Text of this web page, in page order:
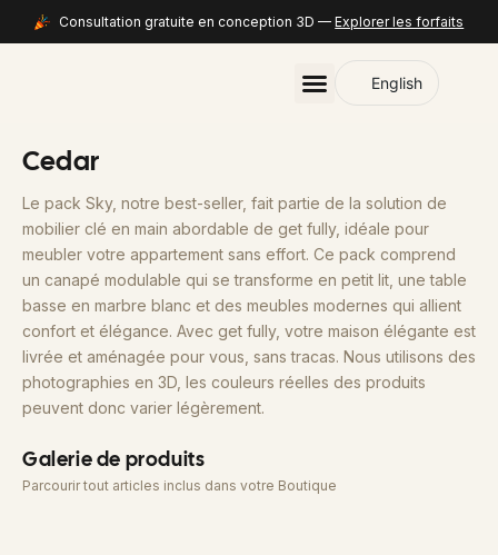
Consultation gratuite en conception 3D —Explorer les forfaits
English
Cedar
Le pack Sky, notre best-seller, fait partie de la solution de
mobilier clé en main abordable de get fully, idéale pour
meubler votre appartement sans effort. Ce pack comprend
un canapé modulable qui se transforme en petit lit, une table
basse en marbre blanc et des meubles modernes qui allient
confort et élégance. Avec get fully, votre maison élégante est
livrée et aménagée pour vous, sans tracas. Nous utilisons des
photographies en 3D, les couleurs réelles des produits
peuvent donc varier légèrement.
Galerie de produits
Parcourir tout articles inclus dans votre Boutique